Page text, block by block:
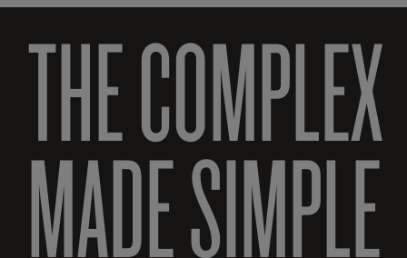
THE COMPLEX
MADE SIMPLE